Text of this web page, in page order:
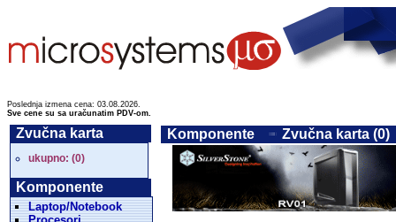
Poslednja izmena cena: 03.08.2026.
Sve cene su sa uračunatim PDV-om.
Zvučna karta
ukupno: (0)
Komponente
Laptop/Notebook
Komponente Zvučna karta (0)